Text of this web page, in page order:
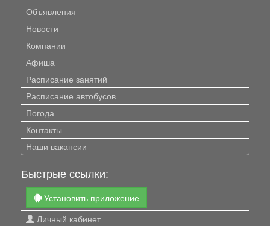
Объявления
Новости
Компании
Афиша
Расписание занятий
Расписание автобусов
Погода
Контакты
Наши вакансии
Быстрые ссылки:
Установить приложение
Личный кабинет